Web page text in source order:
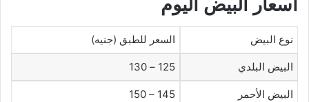
نوع البيض السعر للطبق (جنيه)
البيض البلدي 125 – 130
البيض الأحمر 145 – 150